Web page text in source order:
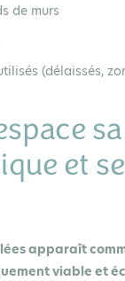
de murs
(délaissés,
sa
et
apparaît
viable et